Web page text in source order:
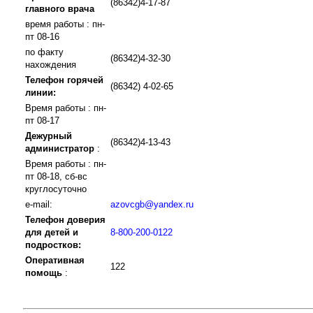
главного врача
(86342)4-17-87
время работы : пн-
пт 08-16
по факту
нахождения
(86342)4-32-30
Телефон горячей
линии:
(86342) 4-02-65
Время работы : пн-
пт 08-17
Дежурный
администратор :
(86342)4-13-43
Время работы : пн-
пт 08-18, сб-вс
круглосуточно
e-mail:
azovcgb@yandex.ru
Телефон доверия
для детей и
подростков:
8-800-200-0122
Оперативная
помощь :
122